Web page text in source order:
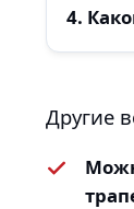
4.
Другие